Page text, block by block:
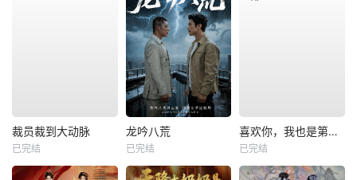
裁员裁到大动脉
已完结
龙吟八荒
已完结
喜欢你，我也是第一部
已完结